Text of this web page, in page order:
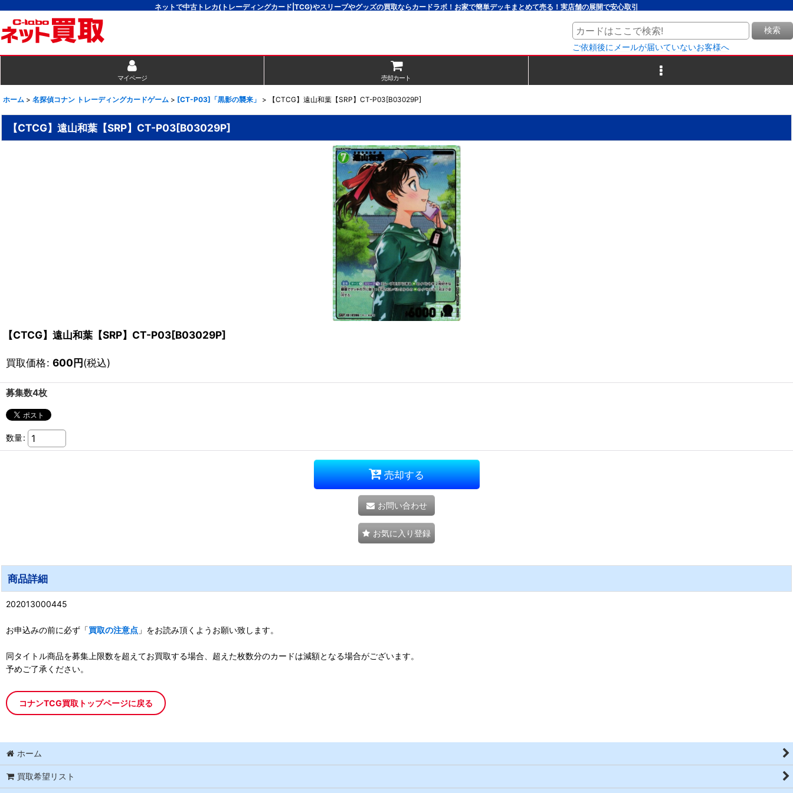
ネットで中古トレカ(トレーディングカード|TCG)やスリーブやグッズの買取ならカードラボ！お家で簡単デッキまとめて売る！実店舗の展開で安心取引
検索
ご依頼後にメールが届いていないお客様へ
マイページ 売却カート
ホーム > 名探偵コナン トレーディングカードゲーム > [CT-P03]「黒影の襲来」 > 【CTCG】遠山和葉【SRP】CT-P03[B03029P]
【CTCG】遠山和葉【SRP】CT-P03[B03029P]
【CTCG】遠山和葉【SRP】CT-P03[B03029P]
買取価格: 600円(税込)
募集数4枚
数量:
売却する
お問い合わせ
お気に入り登録
商品詳細
202013000445
お申込みの前に必ず「買取の注意点 」をお読み頂くようお願い致します。
同タイトル商品を募集上限数を超えてお買取する場合、超えた枚数分のカードは減額となる場合がございます。
予めご了承ください。
コナンTCG買取トップページに戻る
ホーム
買取希望リスト